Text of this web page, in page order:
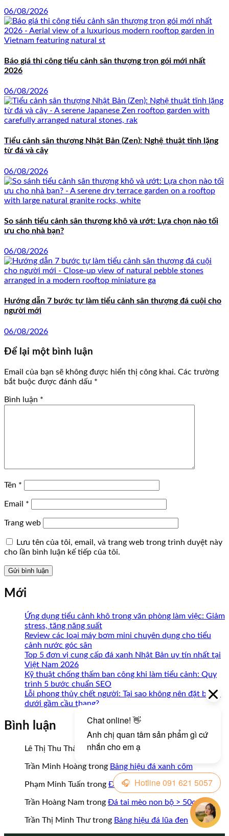
06/08/2026
Báo giá thi công tiểu cảnh sân thượng trọn gói mới nhất
2026
06/08/2026
Tiểu cảnh sân thượng Nhật Bản (Zen): Nghệ thuật tĩnh lặng
từ đá và cây
06/08/2026
So sánh tiểu cảnh sân thượng khô và ướt: Lựa chọn nào tối
ưu cho nhà bạn?
06/08/2026
Hướng dẫn 7 bước tự làm tiểu cảnh sân thượng đá cuội cho
người mới
06/08/2026
Để lại một bình luận
Email của bạn sẽ không được hiển thị công khai. Các trường
bắt buộc được đánh dấu *
Bình luận *
Tên *
Email *
Trang web
Lưu tên của tôi, email, và trang web trong trình duyệt này
cho lần bình luận kế tiếp của tôi.
Mới
Ứng dụng tiểu cảnh khô trong văn phòng làm việc: Giảm
stress, tăng năng suất
Review các loại máy bơm mini chuyên dụng cho tiểu
cảnh nước góc sân
Top 5 đơn vị cung cấp đá xanh Nhật Bản uy tín nhất tại
Việt Nam 2026
Kỹ thuật chống thấm ban công khi làm tiểu cảnh: Quy
trình 5 bước chuẩn SEO
Lỗi phong thủy chết người: Tại sao không nên đặt bể cá
dưới gầm cầu thang?
Bình luận
Lê Thị Thu Thảo trong Bảng hiệu đá xanh cốm
Trần Minh Hoàng trong Bảng hiệu đá xanh cốm
Phạm Minh Tuấn trong Đá tai mèo non bộ > 50cm
Trần Hoàng Nam trong Đá tai mèo non bộ > 50cm
Trần Thị Minh Thưtrong Bảng hiệu đá lũa đen